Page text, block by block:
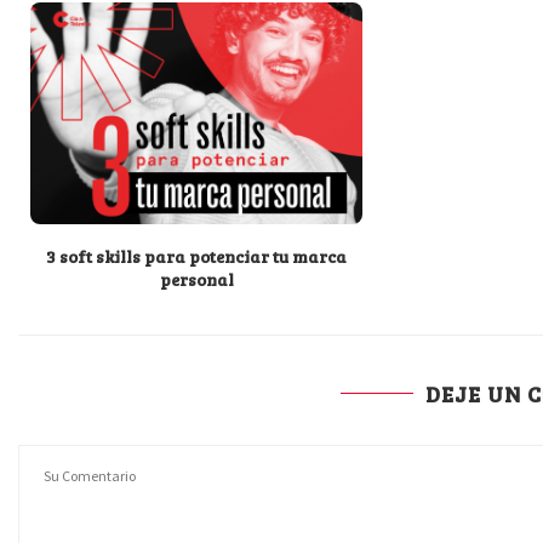
3 soft skills para potenciar tu marca
personal
DEJE UN